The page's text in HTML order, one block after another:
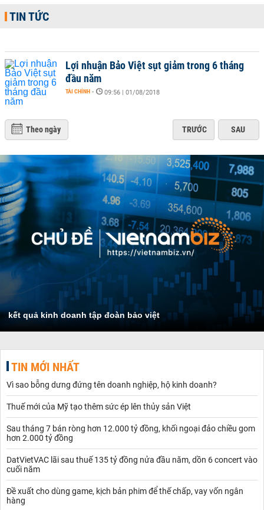
TIN TỨC
Lợi nhuận Bảo Việt sụt giảm trong 6 tháng
đầu năm
TÀI CHÍNH - 09:56 | 01/08/2018
Theo ngày TRƯỚC SAU
kết quả kinh doanh tập đoàn bảo việt
TIN MỚI NHẤT
Vì sao bỗng dưng đứng tên doanh nghiệp, hộ kinh doanh?
Thuế mới của Mỹ tạo thêm sức ép lên thủy sản Việt
Sau tháng 7 bán ròng hơn 12.000 tỷ đồng, khối ngoại đảo chiều gom
hơn 2.000 tỷ đồng
DatVietVAC lãi sau thuế 135 tỷ đồng nửa đầu năm, dồn 6 concert vào
cuối năm
Đề xuất cho dùng game, kịch bản phim để thế chấp, vay vốn ngân
hàng